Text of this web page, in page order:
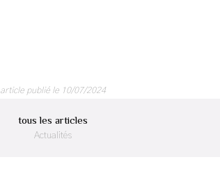
article publié le 10/07/2024
tous les articles
Actualités